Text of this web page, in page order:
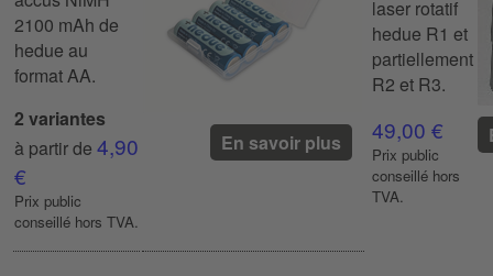
2100 mAh de
hedue au
format AA.
2 variantes
à partir de 4,90
€
Prix ​​public
conseillé hors TVA.
En savoir plus
laser rotatif
hedue R1 et
partiellement
R2 et R3.
49,00 €
Prix ​​public
conseillé hors
TVA.